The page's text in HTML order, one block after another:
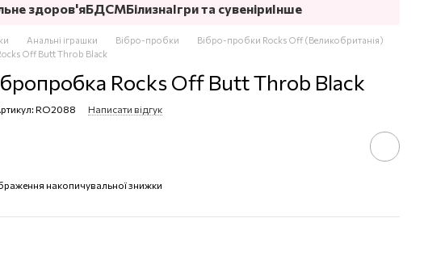
здоров'яБДСМБілизнаІгри та сувеніриІнше
Анальні іграшки Вібро-пробки
Вібро-пробки Rocks Off (Великобританія)
Off Butt Throb Black
Rocks Off Butt Throb Black
RO2088 Написати відгук
накопичувальної знижки